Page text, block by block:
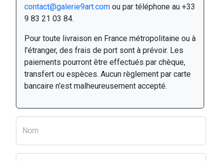
contact@galerie9art.com ou par téléphone au +33
9 83 21 03 84.
Pour toute livraison en France métropolitaine ou à
l'étranger, des frais de port sont à prévoir. Les
paiements pourront être effectués par chèque,
transfert ou espèces. Aucun règlement par carte
bancaire n'est malheureusement accepté.
Nom